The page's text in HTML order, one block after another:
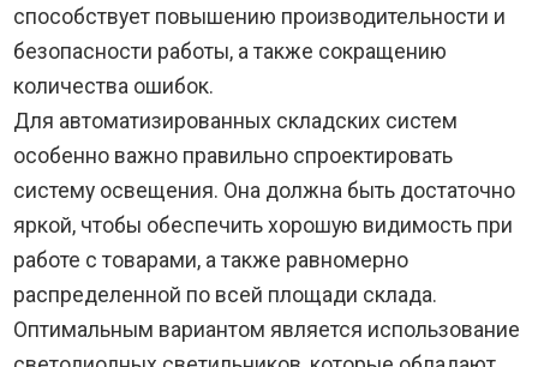
способствует повышению производительности и
безопасности работы, а также сокращению
количества ошибок.
Для автоматизированных складских систем
особенно важно правильно спроектировать
систему освещения. Она должна быть достаточно
яркой, чтобы обеспечить хорошую видимость при
работе с товарами, а также равномерно
распределенной по всей площади склада.
Оптимальным вариантом является использование